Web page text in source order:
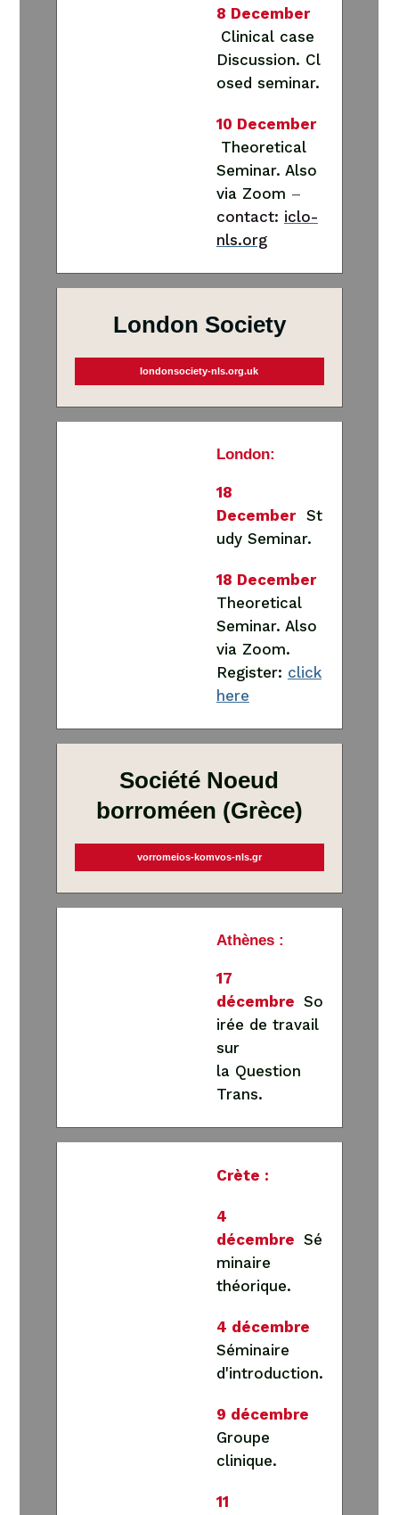
8 December
Clinical case
Discussion. Cl
osed seminar.
10 December
Theoretical
Seminar. Also
via Zoom –
contact: iclo-
nls.org
London Society
londonsociety-nls.org.uk
London:
18
December
St
udy Seminar.
18 December
Theoretical
Seminar. Also
via Zoom.
Register: click
here
Société Noeud
borroméen (Grèce)
vorromeios-komvos-nls.gr
Athènes :
17
décembre So
irée de travail
sur
la Question
Trans.
Crète :
4
décembre Sé
minaire
théorique.
4 décembre
Séminaire
d'introduction.
9 décembre
Groupe
clinique.
11